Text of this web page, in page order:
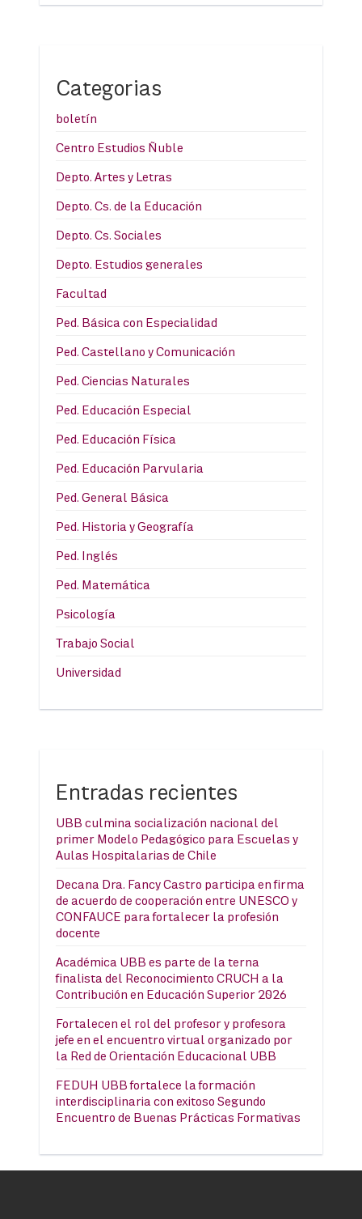
Categorias
boletín
Centro Estudios Ñuble
Depto. Artes y Letras
Depto. Cs. de la Educación
Depto. Cs. Sociales
Depto. Estudios generales
Facultad
Ped. Básica con Especialidad
Ped. Castellano y Comunicación
Ped. Ciencias Naturales
Ped. Educación Especial
Ped. Educación Física
Ped. Educación Parvularia
Ped. General Básica
Ped. Historia y Geografía
Ped. Inglés
Ped. Matemática
Psicología
Trabajo Social
Universidad
Entradas recientes
UBB culmina socialización nacional del
primer Modelo Pedagógico para Escuelas y
Aulas Hospitalarias de Chile
Decana Dra. Fancy Castro participa en firma
de acuerdo de cooperación entre UNESCO y
CONFAUCE para fortalecer la profesión
docente
Académica UBB es parte de la terna
finalista del Reconocimiento CRUCH a la
Contribución en Educación Superior 2026
Fortalecen el rol del profesor y profesora
jefe en el encuentro virtual organizado por
la Red de Orientación Educacional UBB
FEDUH UBB fortalece la formación
interdisciplinaria con exitoso Segundo
Encuentro de Buenas Prácticas Formativas